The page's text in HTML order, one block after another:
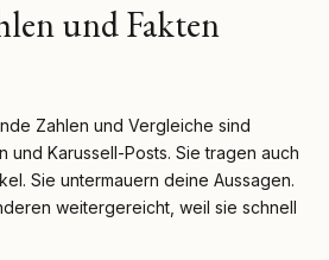
und Fakten
Zahlen und Vergleiche sind
und Karussell-Posts. Sie tragen auch
Sie untermauern deine Aussagen.
weitergereicht, weil sie schnell